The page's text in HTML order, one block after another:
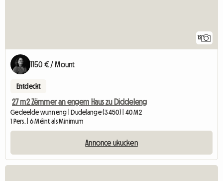
12
1150 € / Mount
Entdeckt
27 m2 Zëmmer an engem Haus zu Diddeleng
Gedeelde wunneng | Dudelange (3450) | 40 M2
1 Pers. | 6 Méint als Minimum
Annonce ukucken